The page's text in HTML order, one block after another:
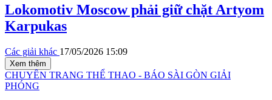
Lokomotiv Moscow phải giữ chặt Artyom
Karpukas
Các giải khác 17/05/2026 15:09
Xem thêm
CHUYÊN TRANG THỂ THAO - BÁO SÀI GÒN GIẢI
PHÓNG